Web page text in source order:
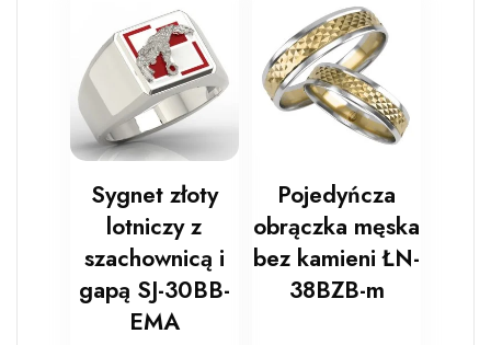
Sygnet złoty
lotniczy z
szachownicą i
gapą SJ-30BB-
EMA
Pojedyńcza
obrączka męska
bez kamieni ŁN-
38BZB-m